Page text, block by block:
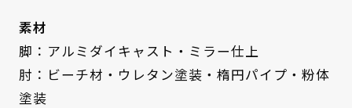
素材
脚：アルミダイキャスト・ミラー仕上
肘：ビーチ材・ウレタン塗装・楕円パイプ・粉体
塗装